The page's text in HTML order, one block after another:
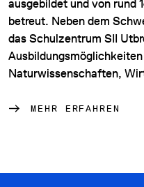
ausgebildet und von rund
betreut. Neben dem
das Schulzentrum SII
Naturwissenschaften,
MEHR ERFAHREN